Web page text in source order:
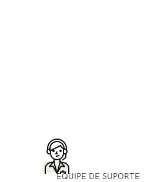
EQUIPE DE SUPORTE